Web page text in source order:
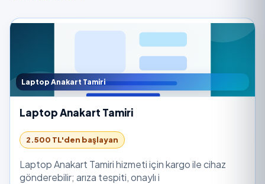
Laptop Anakart Tamiri
Laptop Anakart Tamiri
2.500 TL'den başlayan
Laptop Anakart Tamiri hizmeti için kargo ile cihaz
gönderebilir; arıza tespiti, onaylı i